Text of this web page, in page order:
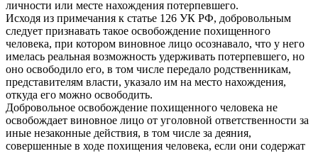
личности или месте нахождения потерпевшего.
Исходя из примечания к статье 126 УК РФ, добровольным
следует признавать такое освобождение похищенного
человека, при котором виновное лицо осознавало, что у него
имелась реальная возможность удерживать потерпевшего, но
оно освободило его, в том числе передало родственникам,
представителям власти, указало им на место нахождения,
откуда его можно освободить.
Добровольное освобождение похищенного человека не
освобождает виновное лицо от уголовной ответственности за
иные незаконные действия, в том числе за деяния,
совершенные в ходе похищения человека, если они содержат